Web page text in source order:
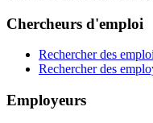
Chercheurs d'emploi
Rechercher des
Rechercher des
Employeurs